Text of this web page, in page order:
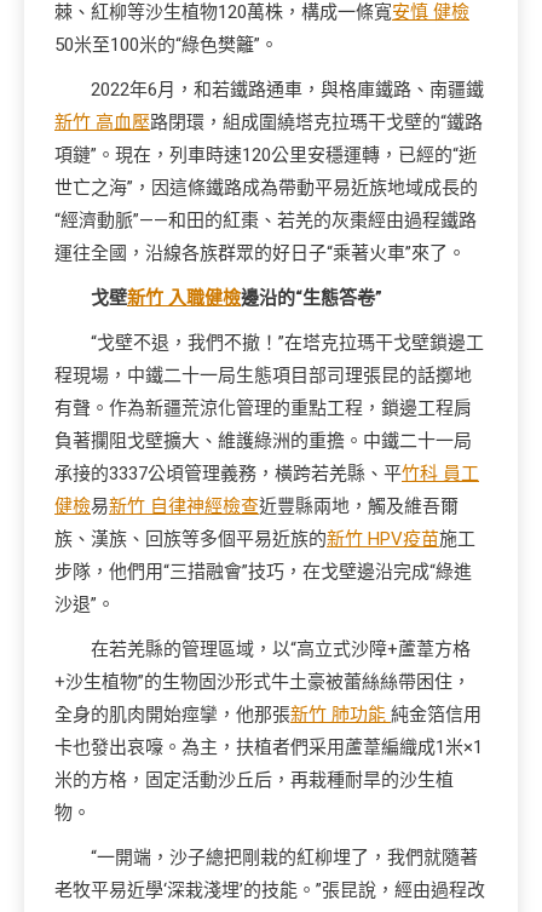
棘、紅柳等沙生植物120萬株，構成一條寬安慎 健檢
50米至100米的“綠色樊籬”。
2022年6月，和若鐵路通車，與格庫鐵路、南疆鐵
新竹 高血壓路閉環，組成圍繞塔克拉瑪干戈壁的“鐵路
項鏈”。現在，列車時速120公里安穩運轉，已經的“逝
世亡之海”，因這條鐵路成為帶動平易近族地域成長的
“經濟動脈”——和田的紅棗、若羌的灰棗經由過程鐵路
運往全國，沿線各族群眾的好日子“乘著火車”來了。
戈壁新竹 入職健檢邊沿的“生態答卷”
“戈壁不退，我們不撤！”在塔克拉瑪干戈壁鎖邊工
程現場，中鐵二十一局生態項目部司理張昆的話擲地
有聲。作為新疆荒涼化管理的重點工程，鎖邊工程肩
負著攔阻戈壁擴大、維護綠洲的重擔。中鐵二十一局
承接的3337公頃管理義務，橫跨若羌縣、平竹科 員工
健檢易新竹 自律神經檢查近豐縣兩地，觸及維吾爾
族、漢族、回族等多個平易近族的新竹 HPV疫苗施工
步隊，他們用“三措融會”技巧，在戈壁邊沿完成“綠進
沙退”。
在若羌縣的管理區域，以“高立式沙障+蘆葦方格
+沙生植物”的生物固沙形式牛土豪被蕾絲絲帶困住，
全身的肌肉開始痙攣，他那張新竹 肺功能 純金箔信用
卡也發出哀嚎。為主，扶植者們采用蘆葦編織成1米×1
米的方格，固定活動沙丘后，再栽種耐旱的沙生植
物。
“一開端，沙子總把剛栽的紅柳埋了，我們就隨著
老牧平易近學‘深栽淺埋’的技能。”張昆說，經由過程改